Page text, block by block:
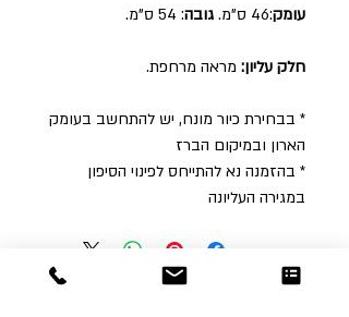
עומק:46 ס"מ. גובה: 54 ס"מ.
חלק עליון: מראה מרחפת.
* בבחירת כיור מונח, יש להתחשב בעומק
הארון ובמיקום הברז
* בהזמנה נא להתייחס לפינוי הסיפון
במגירה העליונה